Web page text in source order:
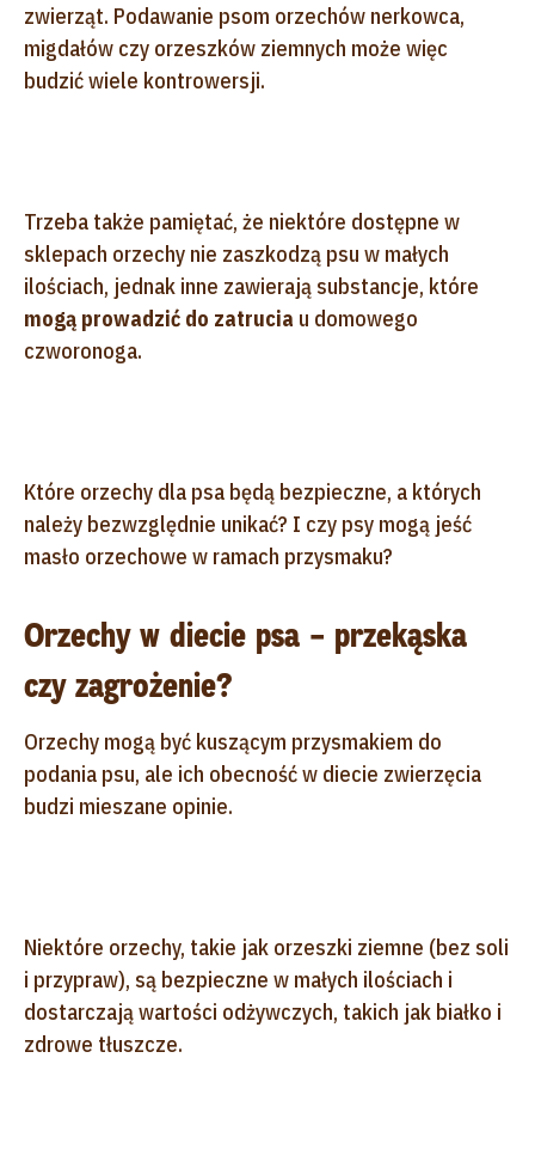
zwierząt. Podawanie psom orzechów nerkowca,
migdałów czy orzeszków ziemnych może więc
budzić wiele kontrowersji.
Trzeba także pamiętać, że niektóre dostępne w
sklepach orzechy nie zaszkodzą psu w małych
ilościach, jednak inne zawierają substancje, które
mogą prowadzić do zatrucia u domowego
czworonoga.
Które orzechy dla psa będą bezpieczne, a których
należy bezwzględnie unikać? I czy psy mogą jeść
masło orzechowe w ramach przysmaku?
Orzechy w diecie psa – przekąska
czy zagrożenie?
Orzechy mogą być kuszącym przysmakiem do
podania psu, ale ich obecność w diecie zwierzęcia
budzi mieszane opinie.
Niektóre orzechy, takie jak orzeszki ziemne (bez soli
i przypraw), są bezpieczne w małych ilościach i
dostarczają wartości odżywczych, takich jak białko i
zdrowe tłuszcze.